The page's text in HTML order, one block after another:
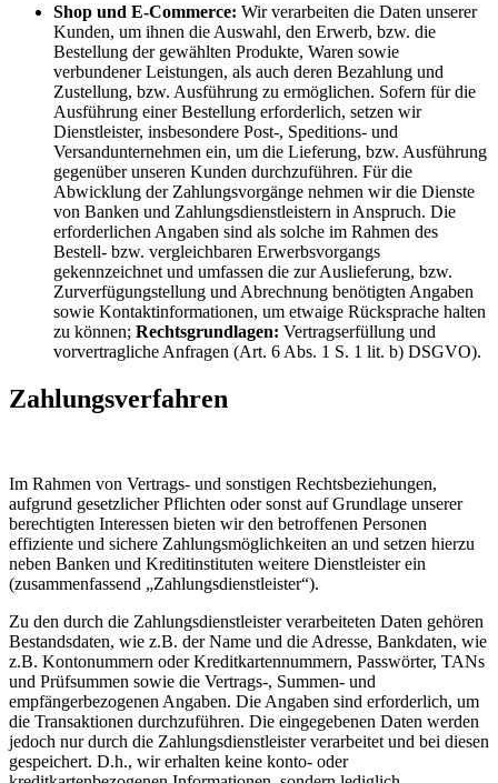
Shop und E-Commerce: Wir verarbeiten die Daten unserer
Kunden, um ihnen die Auswahl, den Erwerb, bzw. die
Bestellung der gewählten Produkte, Waren sowie
verbundener Leistungen, als auch deren Bezahlung und
Zustellung, bzw. Ausführung zu ermöglichen. Sofern für die
Ausführung einer Bestellung erforderlich, setzen wir
Dienstleister, insbesondere Post-, Speditions- und
Versandunternehmen ein, um die Lieferung, bzw. Ausführung
gegenüber unseren Kunden durchzuführen. Für die
Abwicklung der Zahlungsvorgänge nehmen wir die Dienste
von Banken und Zahlungsdienstleistern in Anspruch. Die
erforderlichen Angaben sind als solche im Rahmen des
Bestell- bzw. vergleichbaren Erwerbsvorgangs
gekennzeichnet und umfassen die zur Auslieferung, bzw.
Zurverfügungstellung und Abrechnung benötigten Angaben
sowie Kontaktinformationen, um etwaige Rücksprache halten
zu können; Rechtsgrundlagen: Vertragserfüllung und
vorvertragliche Anfragen (Art. 6 Abs. 1 S. 1 lit. b) DSGVO).
Zahlungsverfahren
Im Rahmen von Vertrags- und sonstigen Rechtsbeziehungen,
aufgrund gesetzlicher Pflichten oder sonst auf Grundlage unserer
berechtigten Interessen bieten wir den betroffenen Personen
effiziente und sichere Zahlungsmöglichkeiten an und setzen hierzu
neben Banken und Kreditinstituten weitere Dienstleister ein
(zusammenfassend „Zahlungsdienstleister“).
Zu den durch die Zahlungsdienstleister verarbeiteten Daten gehören
Bestandsdaten, wie z.B. der Name und die Adresse, Bankdaten, wie
z.B. Kontonummern oder Kreditkartennummern, Passwörter, TANs
und Prüfsummen sowie die Vertrags-, Summen- und
empfängerbezogenen Angaben. Die Angaben sind erforderlich, um
die Transaktionen durchzuführen. Die eingegebenen Daten werden
jedoch nur durch die Zahlungsdienstleister verarbeitet und bei diesen
gespeichert. D.h., wir erhalten keine konto- oder